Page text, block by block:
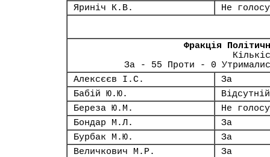
Яриніч К.В.
Не
Фракція
За - 55 Проти - 0
Алексєєв І.С.
За
Бабій Ю.Ю.
Відсутній
Береза Ю.М.
Не
Бондар М.Л.
За
Бурбак М.Ю.
За
Величкович М.Р.
За